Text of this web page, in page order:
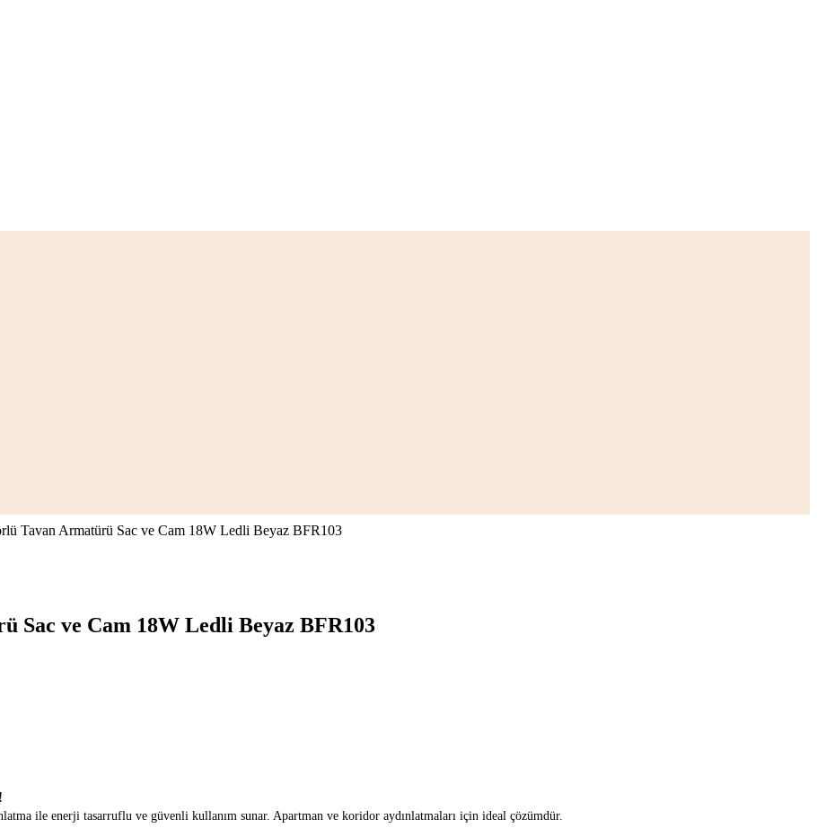
Tavan Armatürü Sac ve Cam 18W Ledli Beyaz BFR103
Sac ve Cam 18W Ledli Beyaz BFR103
ile enerji tasarruflu ve güvenli kullanım sunar. Apartman ve koridor aydınlatmaları için ideal çözümdür.